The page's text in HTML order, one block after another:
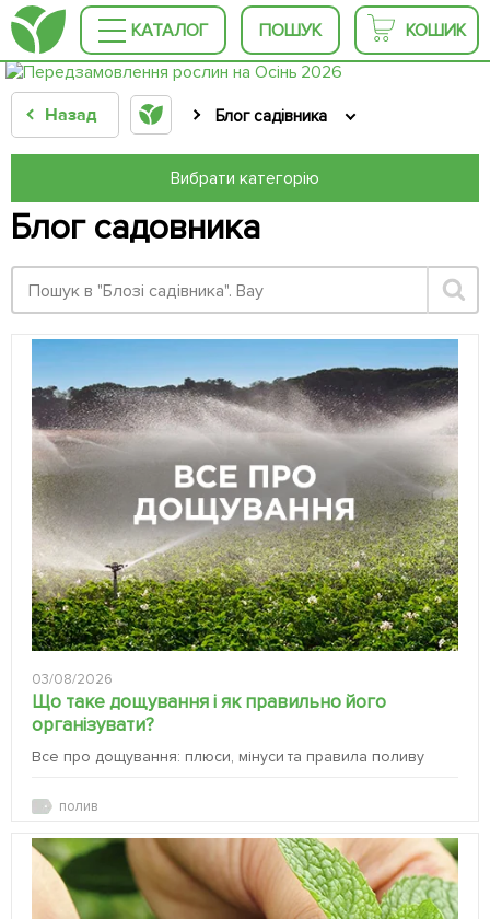
КАТАЛОГ ПОШУК КОШИК
Назад Блог садівника
Вибрати категорію
Блог садовника
03/08/2026
Що таке дощування і як правильно його
організувати?
Все про дощування: плюси, мінуси та правила поливу
полив